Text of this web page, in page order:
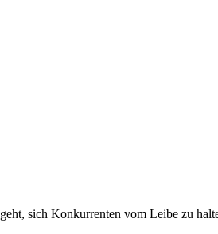
sich Konkurrenten vom Leibe zu